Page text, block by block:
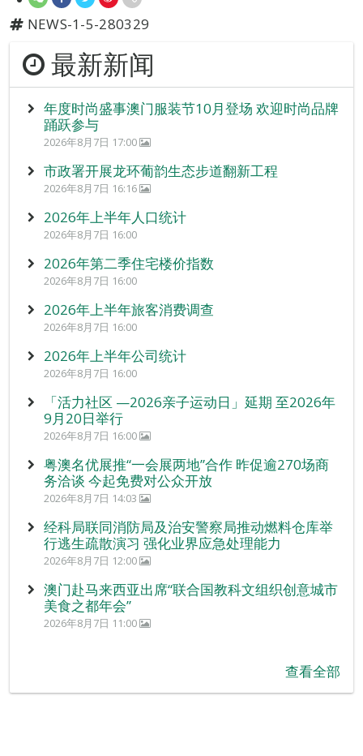
NEWS-1-5-280329
最新新闻
年度时尚盛事澳门服装节10月登场 欢迎时尚品牌
踊跃参与
2026年8月7日 17:00
市政署开展龙环葡韵生态步道翻新工程
2026年8月7日 16:16
2026年上半年人口统计
2026年8月7日 16:00
2026年第二季住宅楼价指数
2026年8月7日 16:00
2026年上半年旅客消费调查
2026年8月7日 16:00
2026年上半年公司统计
2026年8月7日 16:00
「活力社区 —2026亲子运动日」延期 至2026年
9月20日举行
2026年8月7日 16:00
粤澳名优展推“一会展两地”合作 昨促逾270场商
务洽谈 今起免费对公众开放
2026年8月7日 14:03
经科局联同消防局及治安警察局推动燃料仓库举
行逃生疏散演习 强化业界应急处理能力
2026年8月7日 12:00
澳门赴马来西亚出席“联合国教科文组织创意城市
美食之都年会”
2026年8月7日 11:00
查看全部